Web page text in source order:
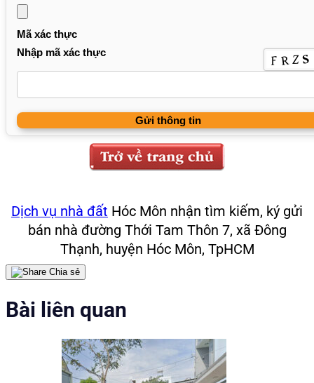
Mã xác thực
Nhập mã xác thực
Dịch vụ nhà đất Hóc Môn nhận tìm kiếm, ký gửi
bán nhà đường Thới Tam Thôn 7, xã Đông
Thạnh, huyện Hóc Môn, TpHCM
Chia sẻ
Bài liên quan